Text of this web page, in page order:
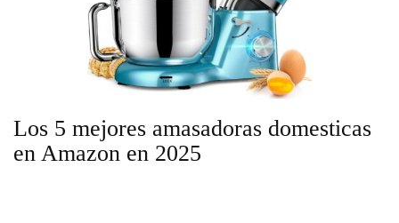
Los 5 mejores amasadoras domesticas
en Amazon en 2025